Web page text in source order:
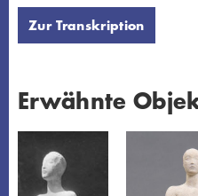
Zur Transkription
Erwähnte